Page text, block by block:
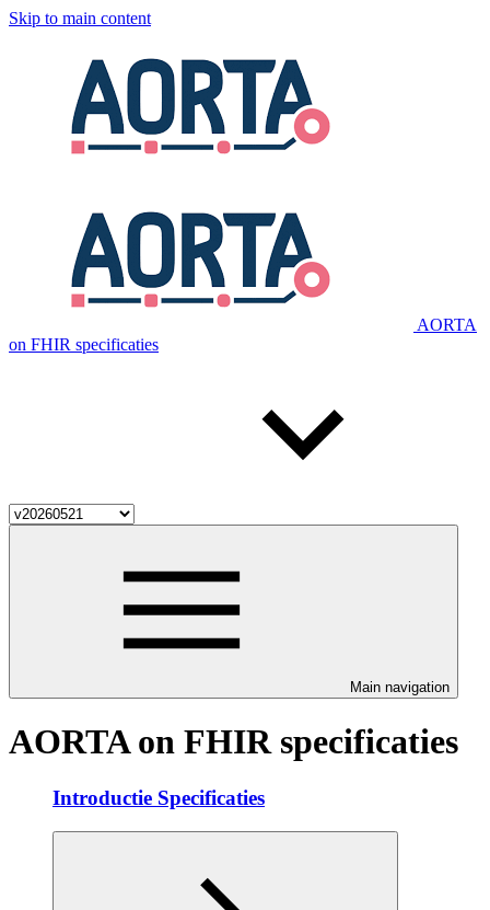
Skip to main content
AORTA
on FHIR specificaties
Main navigation
AORTA on FHIR specificaties
Introductie Specificaties